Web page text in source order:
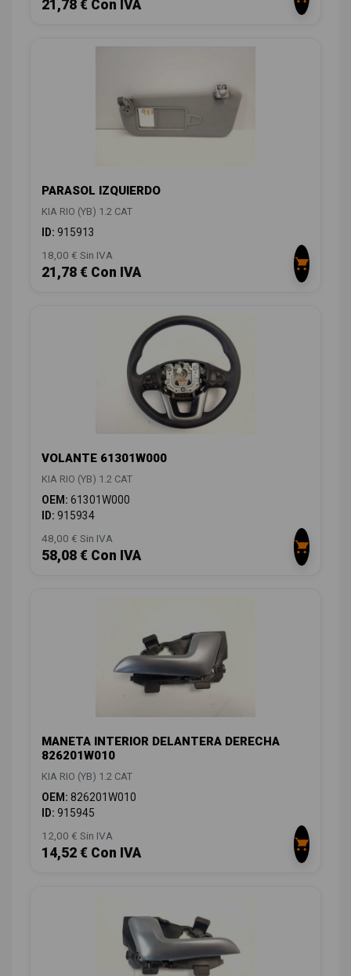
21,78 € Con IVA
PARASOL IZQUIERDO
KIA RIO (YB) 1.2 CAT
ID: 915913
18,00 € Sin IVA
21,78 € Con IVA
VOLANTE 61301W000
KIA RIO (YB) 1.2 CAT
OEM: 61301W000
ID: 915934
48,00 € Sin IVA
58,08 € Con IVA
MANETA INTERIOR DELANTERA DERECHA
826201W010
KIA RIO (YB) 1.2 CAT
OEM: 826201W010
ID: 915945
12,00 € Sin IVA
14,52 € Con IVA